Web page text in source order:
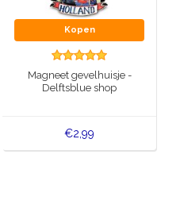
Kopen
Magneet gevelhuisje -
Delftsblue shop
€2,99